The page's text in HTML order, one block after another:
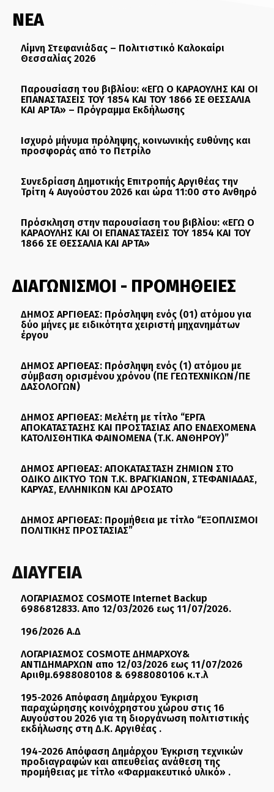
ΝΕΑ
Λίμνη Στεφανιάδας – Πολιτιστικό Καλοκαίρι
Θεσσαλίας 2026
Παρουσίαση του βιβλίου: «ΕΓΩ Ο ΚΑΡΑΟΥΛΗΣ ΚΑΙ ΟΙ
ΕΠΑΝΑΣΤΑΣΕΙΣ ΤΟΥ 1854 ΚΑΙ ΤΟΥ 1866 ΣΕ ΘΕΣΣΑΛΙΑ
ΚΑΙ ΑΡΤΑ» – Πρόγραμμα Εκδήλωσης
Ισχυρό μήνυμα πρόληψης, κοινωνικής ευθύνης και
προσφοράς από το Πετρίλο
Συνεδρίαση Δημοτικής Επιτροπής Αργιθέας την
Τρίτη 4 Αυγούστου 2026 και ώρα 11:00 στο Ανθηρό
Πρόσκληση στην παρουσίαση του βιβλίου: «ΕΓΩ Ο
ΚΑΡΑΟΥΛΗΣ ΚΑΙ ΟΙ ΕΠΑΝΑΣΤΑΣΕΙΣ ΤΟΥ 1854 ΚΑΙ ΤΟΥ
1866 ΣΕ ΘΕΣΣΑΛΙΑ ΚΑΙ ΑΡΤΑ»
ΔΙΑΓΩΝΙΣΜΟΙ - ΠΡΟΜΗΘΕΙΕΣ
ΔΗΜΟΣ ΑΡΓΙΘΕΑΣ: Πρόσληψη ενός (01) ατόμου για
δύο μήνες με ειδικότητα χειριστή μηχανημάτων
έργου
ΔΗΜΟΣ ΑΡΓΙΘΕΑΣ: Πρόσληψη ενός (1) ατόμου με
σύμβαση ορισμένου χρόνου (ΠΕ ΓΕΩΤΕΧΝΙΚΩΝ/ΠΕ
ΔΑΣΟΛΟΓΩΝ)
ΔΗΜΟΣ ΑΡΓΙΘΕΑΣ: Μελέτη με τίτλο “ΕΡΓΑ
ΑΠΟΚΑΤΑΣΤΑΣΗΣ ΚΑΙ ΠΡΟΣΤΑΣΙΑΣ ΑΠΟ ΕΝΔΕΧΟΜΕΝΑ
ΚΑΤΟΛΙΣΘΗΤΙΚΑ ΦΑΙΝΟΜΕΝΑ (Τ.Κ. ΑΝΘΗΡΟΥ)”
ΔΗΜΟΣ ΑΡΓΙΘΕΑΣ: ΑΠΟΚΑΤΑΣΤΑΣΗ ΖΗΜΙΩΝ ΣΤΟ
ΟΔΙΚΟ ΔΙΚΤΥΟ ΤΩΝ Τ.Κ. ΒΡΑΓΚΙΑΝΩΝ, ΣΤΕΦΑΝΙΑΔΑΣ,
ΚΑΡΥΑΣ, ΕΛΛΗΝΙΚΩΝ ΚΑΙ ΔΡΟΣΑΤΟ
ΔΗΜΟΣ ΑΡΓΙΘΕΑΣ: Προμήθεια με τίτλο “ΕΞΟΠΛΙΣΜΟΙ
ΠΟΛΙΤΙΚΗΣ ΠΡΟΣΤΑΣΙΑΣ”
ΔΙΑΥΓΕΙΑ
ΛΟΓΑΡΙΑΣΜΟΣ COSMOTE Internet Backup
6986812833. Απο 12/03/2026 εως 11/07/2026.
196/2026 Α.Δ
ΛΟΓΑΡΙΑΣΜΟΣ COSMOTE ΔΗΜΑΡΧΟΥ&
ΑΝΤΙΔΗΜΑΡΧΩΝ απο 12/03/2026 εως 11/07/2026
Αριιθμ.6988080108 & 6988080106 κ.τ.λ
195-2026 Απόφαση Δημάρχου Έγκριση
παραχώρησης κοινόχρηστου χώρου στις 16
Αυγούστου 2026 για τη διοργάνωση πολιτιστικής
εκδήλωσης στη Δ.Κ. Αργιθέας .
194-2026 Απόφαση Δημάρχου Έγκριση τεχνικών
προδιαγραφών και απευθείας ανάθεση της
προμήθειας με τίτλο «Φαρμακευτικό υλικό» .